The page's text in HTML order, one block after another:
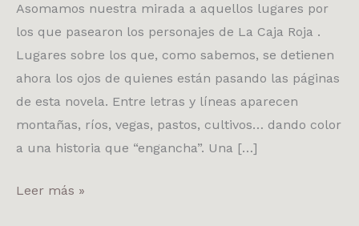
Asomamos nuestra mirada a aquellos lugares por
los que pasearon los personajes de La Caja Roja .
Lugares sobre los que, como sabemos, se detienen
ahora los ojos de quienes están pasando las páginas
de esta novela. Entre letras y líneas aparecen
montañas, ríos, vegas, pastos, cultivos… dando color
a una historia que “engancha”. Una […]
Leer más »